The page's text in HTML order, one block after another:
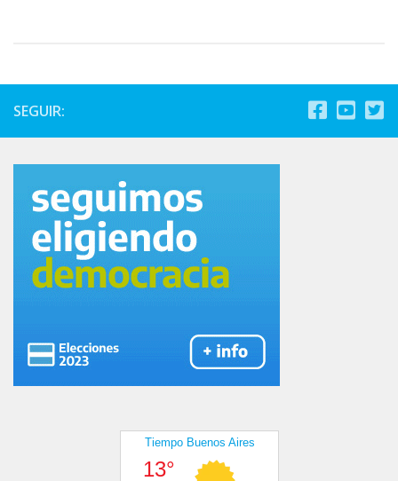
SEGUIR: